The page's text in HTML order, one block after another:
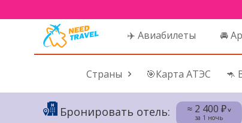
✈️ Авиабилеты 🚘
Страны 🎯Карта АТЭС 🦘
Бронировать отель: ≈ 2 400 ₽˅
за 1 ночь